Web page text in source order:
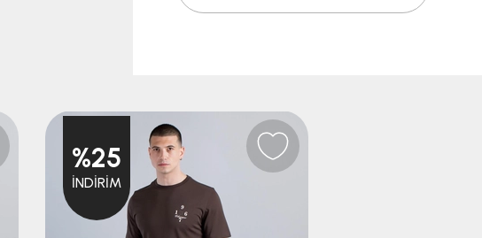
%25
İNDIRIM